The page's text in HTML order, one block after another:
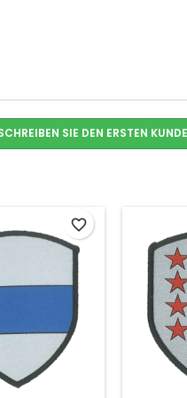
SIE DEN ERSTEN